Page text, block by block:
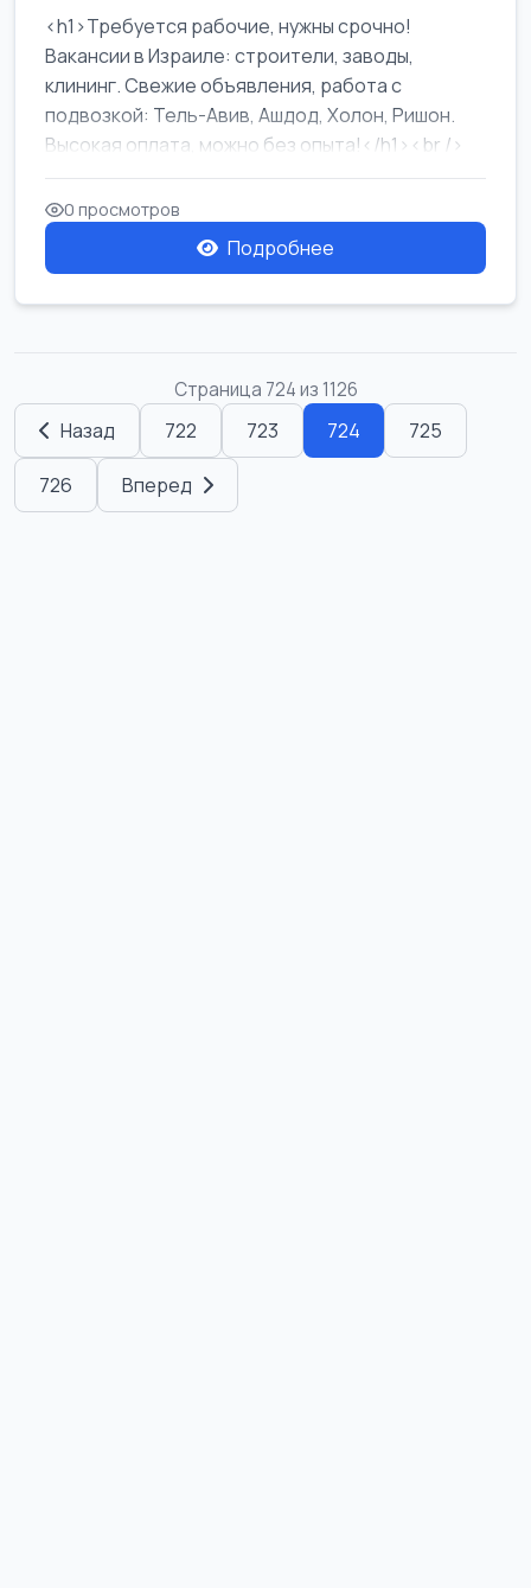
<h1>Требуется рабочие, нужны срочно!
Вакансии в Израиле: строители, заводы,
клининг. Свежие объявления, работа с
подвозкой: Тель-Авив, Ашдод, Холон, Ришон.
Высокая оплата, можно без опыта!</h1><br />
...
0 просмотров
Подробнее
Страница 724 из 1126
Назад 722 723 724 725
726 Вперед